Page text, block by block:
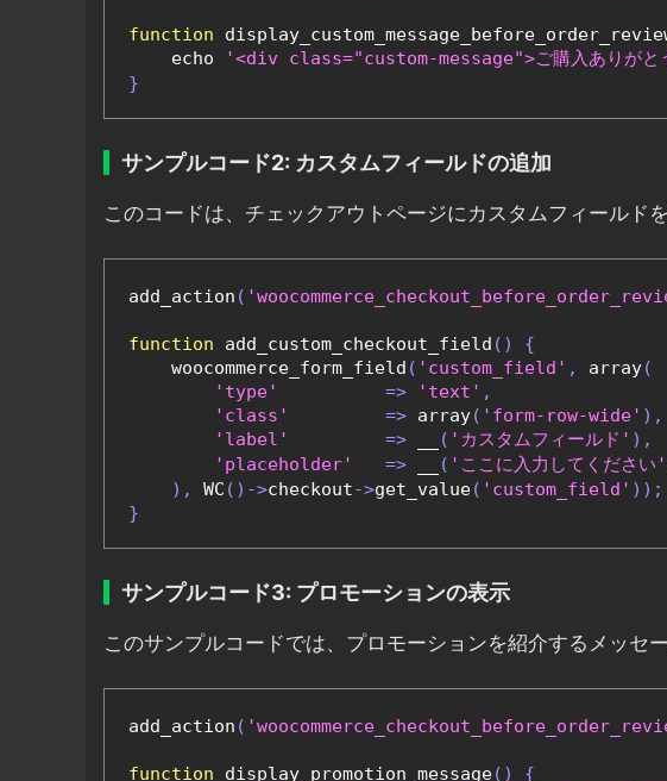
function
    echo
'<div class="custom-message">ご購入ありがと
}
サンプルコード2: カスタムフィールドの追加
このコードは、チェックアウトページにカスタムフィールドを
add_action (
function add_custom_checkout_field ()
{
    woocommerce_form_field
( 'custom_field' , array(
'type'
=> 'text' ,
'class'
=> array( 'form-row-wide' ),
'label'
=> ( 'カスタムフィールド' ),
'placeholder'
=> ( 'ここに入力してください'
),
WC ()->checkout->get_value( 'custom_field' ));
}
サンプルコード3: プロモーションの表示
このサンプルコードでは、プロモーションを紹介するメッセ
add_action (
function display_promotion_message()
{